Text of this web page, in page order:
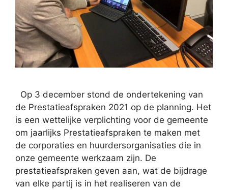
Op 3 december stond de ondertekening van
de Prestatieafspraken 2021 op de planning. Het
is een wettelijke verplichting voor de gemeente
om jaarlijks Prestatieafspraken te maken met
de corporaties en huurdersorganisaties die in
onze gemeente werkzaam zijn. De
prestatieafspraken geven aan, wat de bijdrage
van elke partij is in het realiseren van de